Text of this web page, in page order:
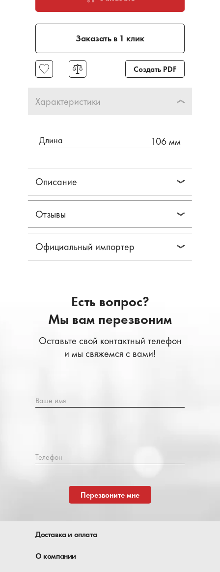
Заказать в 1 клик
Создать PDF
Характеристики
Длина 106 мм
Описание
Отзывы
Официальный импортер
Есть вопрос?
Мы вам перезвоним
Оставьте свой контактный телефон
и мы свяжемся с вами!
Ваше имя
Телефон
Перезвоните мне
Доставка и оплата
О компании